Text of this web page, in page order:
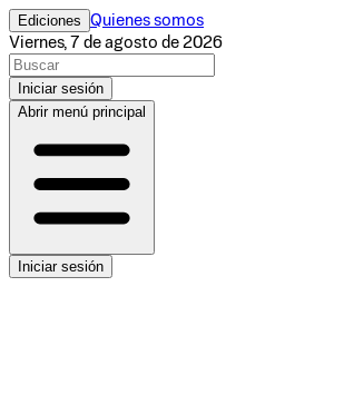
Ediciones Quienes somos
Viernes, 7 de agosto de 2026
Iniciar sesión
Abrir menú principal
Iniciar sesión